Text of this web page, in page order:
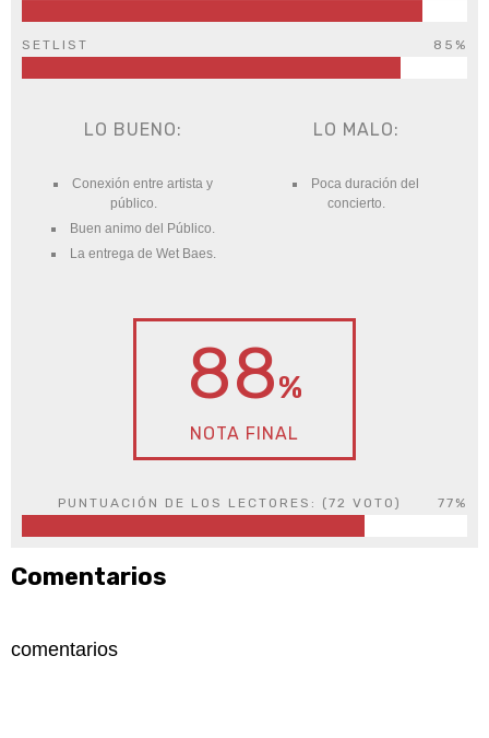
SETLIST 85%
LO BUENO:
Conexión entre artista y
público.
Buen animo del Público.
La entrega de Wet Baes.
LO MALO:
Poca duración del
concierto.
88%
NOTA FINAL
PUNTUACIÓN DE LOS LECTORES: (72 VOTO) 77%
Comentarios
comentarios